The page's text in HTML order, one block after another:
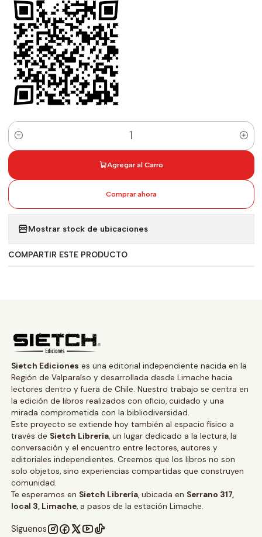
Cantidad
Agregar al Carro
Comprar ahora
Mostrar stock de ubicaciones
COMPARTIR ESTE PRODUCTO
Sietch Ediciones es una editorial independiente nacida en la
Región de Valparaíso y desarrollada desde Limache hacia
lectores dentro y fuera de Chile. Nuestro trabajo se centra en
la edición de libros realizados con oficio, cuidado y una
mirada comprometida con la bibliodiversidad.
Este proyecto se extiende hoy también al espacio físico a
través de Sietch Librería, un lugar dedicado a la lectura, la
conversación y el encuentro entre lectores, autores y
editoriales independientes. Creemos que los libros no son
solo objetos, sino experiencias compartidas que construyen
comunidad.
Te esperamos en Sietch Librería, ubicada en Serrano 317,
local 3, Limache, a pasos de la estación Limache.
Síguenos